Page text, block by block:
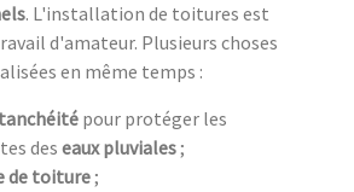
. L'installation de toitures est
d'amateur. Plusieurs choses
en même temps :
pour protéger les
des eaux pluviales;
de toiture;